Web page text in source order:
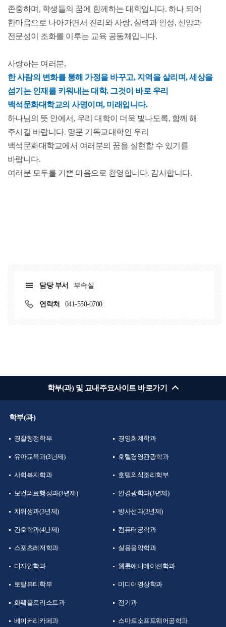
존중하며, 학생들의 꿈에 함께하는 대학입니다. 하나 되어
한마음으로 나아가면서 진리와 사랑, 실력과 인성, 신앙과
전문성이 조화를 이루는 교육 공동체입니다.
사랑하는 여러분,
한 사람의 변화를 통해 가정을 바꾸고, 지역을 살리며, 세상을
섬기는 인재를 키워내는 대학. 그것이 바로 우리
백석문화대학교의 사명이며, 미래입니다.
하나님의 뜻 안에서, 우리 대학이 더욱 빛나도록, 함께 해
주시길 바랍니다. 명문 기독교대학인 우리
백석문화대학교에서 여러분의 꿈을 실현할 수 있기를
바랍니다.
여러분 모두를 기쁜 마음으로 환영합니다. 감사합니다.
담당 부서 부속실
연락처 041-550-0700
학부(과) 및 교내주요사이트 바로가기
학부(과)
경찰행정학부 경영회계학과
유아교육과(3년제) 호텔경영관광학과
사회복지학과 호텔외식조리학부
보건의료행정과(3년제) 안경광학과(3년제)
치위생과(3년제) 방사선과(3년제)
간호학과(4년제) 컴퓨터공학과
스포츠레저학과 실용음악학과
디자인학과 웹툰애니메이션학과
토탈뷰티학부 미디어영상학과
화훼플로리스트과 전기과
베이커리카페과 스마트소프트웨어공학과